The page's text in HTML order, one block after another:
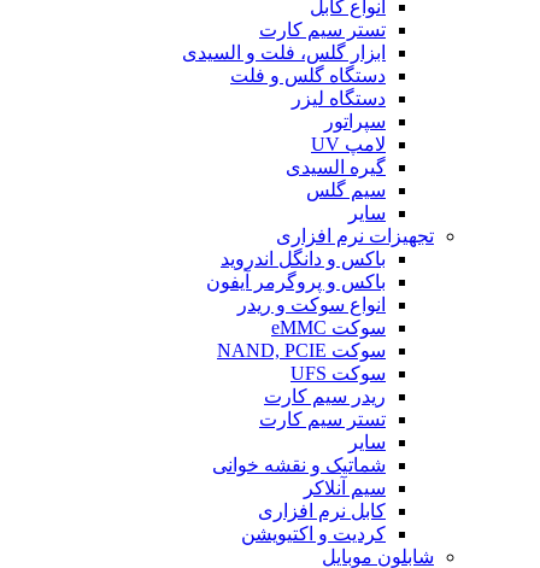
انواع کابل
تستر سیم کارت
ابزار گلس، فلت و السیدی
دستگاه گلس و فلت
دستگاه لیزر
سپراتور
لامپ UV
گیره السیدی
سیم گلس
سایر
تجهیزات نرم افزاری
باکس و دانگل اندروید
باکس و پروگرمر آیفون
انواع سوکت و ریدر
سوکت eMMC
سوکت NAND, PCIE
سوکت UFS
ریدر سیم کارت
تستر سیم کارت
سایر
شماتیک و نقشه خوانی
سیم آنلاکر
کابل نرم افزاری
کردیت و اکتیویشن
شابلون موبایل